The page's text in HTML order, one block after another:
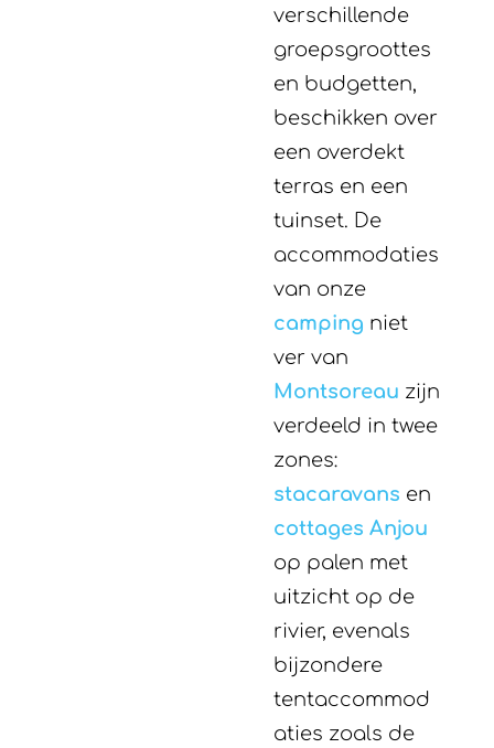
verschillende
groepsgroottes
en budgetten,
beschikken over
een overdekt
terras en een
tuinset. De
accommodaties
van onze
camping niet
ver van
Montsoreau zijn
verdeeld in twee
zones:
stacaravans en
cottages Anjou
op palen met
uitzicht op de
rivier, evenals
bijzondere
tentaccommod
aties zoals de